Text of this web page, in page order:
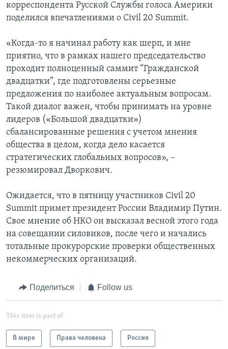
корреспондента Русской Службы голоса Америки
поделился впечатлениями о Civil 20 Summit.
«Когда-то я начинал работу как шерп, и мне
приятно, что в рамках нашего председательство
проходит полноценный саммит “Гражданской
двадцатки”, где подготовлены серьезные
предложения по наиболее актуальным вопросам.
Такой диалог важен, чтобы принимать на уровне
лидеров («Большой двадцатки»)
сбалансированные решения с учетом мнения
общества в целом, когда дело касается
стратегических глобальных вопросов», –
резюмировал Дворкович.
Ожидается, что в пятницу участников Civil 20
Summit примет президент России Владимир Путин.
Свое мнение об НКО он высказал весной этого года
на совещании силовиков, после чего и начались
тотальные прокурорские проверки общественных
некоммерческих организаций.
Поделиться Follow us
This item is part of
В мире Права человека Россия